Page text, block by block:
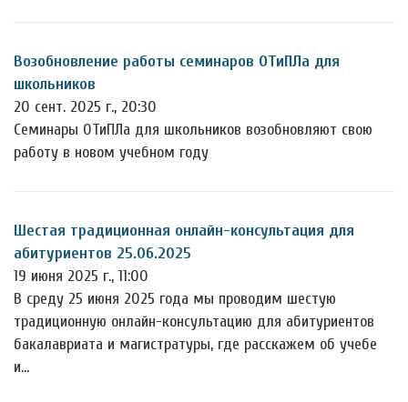
Возобновление работы семинаров ОТиПЛа для
школьников
20 сент. 2025 г., 20:30
Семинары ОТиПЛа для школьников возобновляют свою
работу в новом учебном году
Шестая традиционная онлайн-консультация для
абитуриентов 25.06.2025
19 июня 2025 г., 11:00
В среду 25 июня 2025 года мы проводим шестую
традиционную онлайн-консультацию для абитуриентов
бакалавриата и магистратуры, где расскажем об учебе
и…